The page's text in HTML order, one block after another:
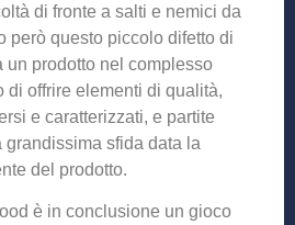
di fronte a salti e nemici da
però questo piccolo difetto di
un prodotto nel complesso
di offrire elementi di qualità,
e caratterizzati, e partite
sfida data la
del prodotto.
è in conclusione un gioco